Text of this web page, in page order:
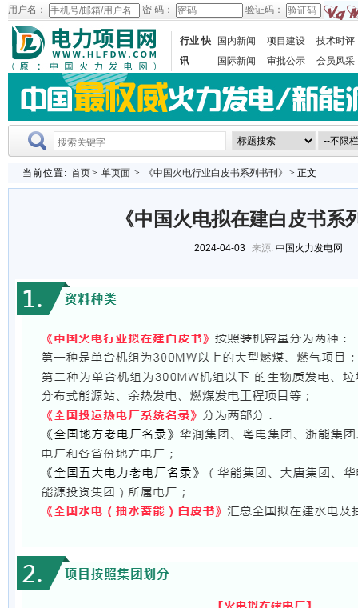
用户名： 密 码： 验证码：
行业 快
讯
国内新闻 项目建设
技术时评
国际新闻
审批公示 会员风采
当前位置: 首页> 单页面 > 《中国火电行业白皮书系列书刊》 > 正文
《中国火电拟在建白皮书系
2024-04-03 来源: 中国火力发电网